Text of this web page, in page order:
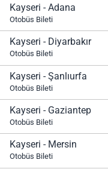
Kayseri - Adana
Otobüs Bileti
Kayseri - Diyarbakır
Otobüs Bileti
Kayseri - Şanlıurfa
Otobüs Bileti
Kayseri - Gaziantep
Otobüs Bileti
Kayseri - Mersin
Otobüs Bileti